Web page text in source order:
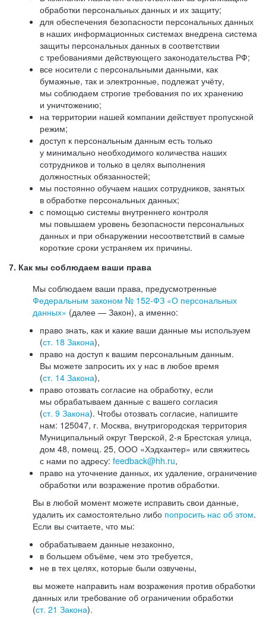
обработки персональных данных и их защиту;
для обеспечения безопасности персональных данных
в наших информационных системах внедрена система
защиты персональных данных в соответствии
с требованиями действующего законодательства РФ;
все носители с персональными данными, как
бумажные, так и электронные, подлежат учёту,
мы соблюдаем строгие требования по их хранению
и уничтожению;
на территории нашей компании действует пропускной
режим;
доступ к персональным данным есть только
у минимально необходимого количества наших
сотрудников и только в целях выполнения
должностных обязанностей;
мы постоянно обучаем наших сотрудников, занятых
в обработке персональных данных;
с помощью системы внутреннего контроля
мы повышаем уровень безопасности персональных
данных и при обнаружении несоответствий в самые
короткие сроки устраняем их причины.
7. Как мы соблюдаем ваши права
Мы соблюдаем ваши права, предусмотренные
Федеральным законом № 152-ФЗ «О персональных
данных» (далее — Закон), а именно:
право знать, как и какие ваши данные мы используем
(ст. 18 Закона),
право на доступ к вашим персональным данным.
Вы можете запросить их у нас в любое время
(ст. 14 Закона),
право отозвать согласие на обработку, если
мы обрабатываем данные с вашего согласия
(ст. 9 Закона). Чтобы отозвать согласие, напишите
нам: 125047, г. Москва, внутригородская территория
Муниципальный округ Тверской, 2-я Брестская улица,
дом 48, помещ. 25, ООО «Хэдхантер» или свяжитесь
с нами по адресу: feedback@hh.ru,
право на уточнение данных, их удаление, ограничение
обработки или возражение против обработки.
Вы в любой момент можете исправить свои данные,
удалить их самостоятельно либо попросить нас об этом.
Если вы считаете, что мы:
обрабатываем данные незаконно,
в большем объёме, чем это требуется,
не в тех целях, которые были озвучены,
вы можете направить нам возражения против обработки
данных или требование об ограничении обработки
(ст. 21 Закона).